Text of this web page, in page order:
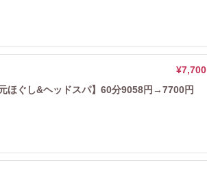
¥7,700
ぐし&ヘッドスパ】60分9058円→7700円